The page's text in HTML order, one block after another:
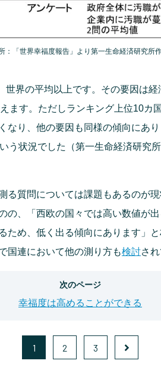
：「世界幸福度報告」より第一生命経済研究所
世界の平均以上です。その要因は経
ます。ただしランキング上位10カ
なり、他の要因も同様の傾向にあ
う状況でした（第一生命経済研究
る質問については課題もあるのが
の、「西欧の国々では高い数値が
ため、低く出る傾向にあります」
国連において他の測り方も検討さ
次のページ
幸福度は高めることができる
1 2 3